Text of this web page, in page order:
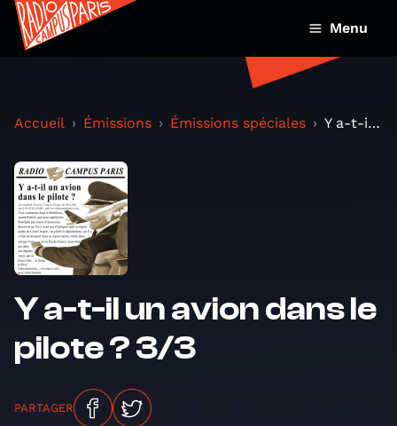
Menu
Accueil Émissions Émissions spéciales Y a-t-il un avion dans le pilote ? 3/3
Y a-t-il un avion dans le
pilote ? 3/3
PARTAGER